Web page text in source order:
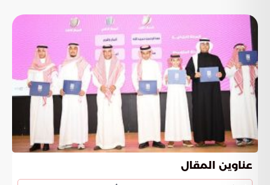
عناوين المقال